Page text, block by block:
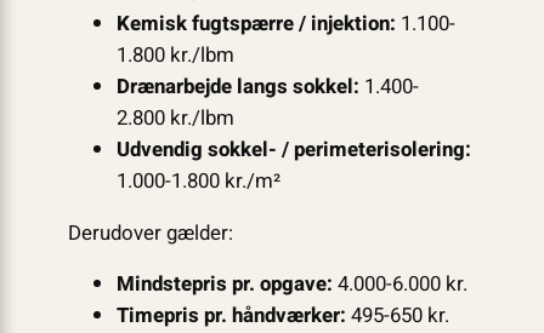
Kemisk fugtspærre / injektion: 1.100-
1.800 kr./lbm
Drænarbejde langs sokkel: 1.400-
2.800 kr./lbm
Udvendig sokkel- / perimeterisolering:
1.000-1.800 kr./m²
Derudover gælder:
Mindstepris pr. opgave: 4.000-6.000 kr.
Timepris pr. håndværker: 495-650 kr.